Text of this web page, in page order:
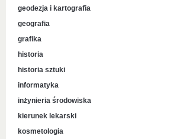
geodezja i kartografia
geografia
grafika
historia
historia sztuki
informatyka
inżynieria środowiska
kierunek lekarski
kosmetologia